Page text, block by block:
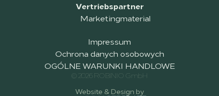
Vertriebspartner
Marketingmaterial
Impressum
Ochrona danych osobowych
OGÓLNE WARUNKI HANDLOWE
© 2026 ROBINIO GmbH
Website & Design by